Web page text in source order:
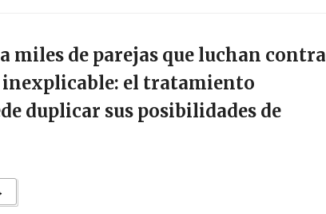
miles de parejas que luchan contra
el tratamiento
duplicar sus posibilidades de